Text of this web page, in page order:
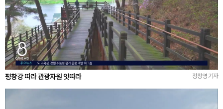
평창강 따라 관광자원 잇따라 정창영 기자